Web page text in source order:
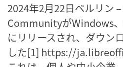
2024年2月22日ベルリン
CommunityがWindows
にリリースされ、ダウン
した[1] https://